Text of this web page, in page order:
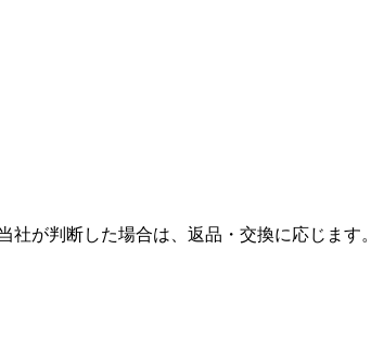
が判断した場合は、返品・交換に応じます。